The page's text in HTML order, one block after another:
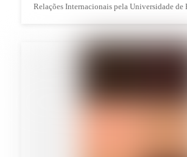
Relações Internacionais pela Universidade de